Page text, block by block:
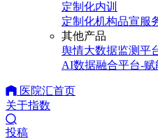
定制化内训
定制化机构品宣服
其他产品
舆情大数据监测平
AI数据融合平台-
医院汇首页
关于指数
投稿